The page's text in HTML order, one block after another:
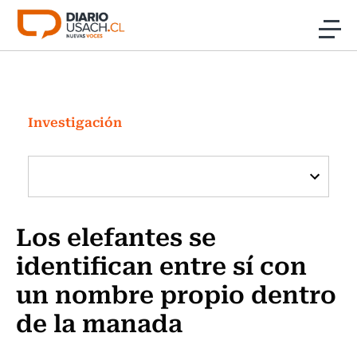
Click acá para ir directamente al contenido
Investigación
Cultura
Programas Radio y TV Usach
Investigación
Los elefantes se
identifican entre sí con
un nombre propio dentro
de la manada